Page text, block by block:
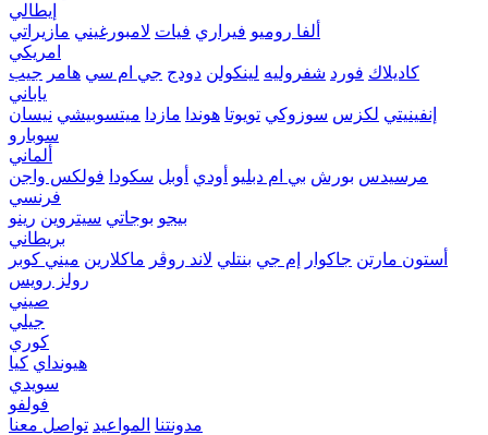
إيطالي
ألفا روميو فيراري فيات لامبورغيني مازيراتي
امريكي
كاديلاك فورد شفروليه لينكولن دودج جي ام سي هامر جيب
ياباني
إنفينيتي لكزس سوزوكي تويوتا هوندا مازدا ميتسوبيشي نيسان
سوبارو
ألماني
مرسيدس بورش بي ام دبليو أودي أوبل سكودا فولكس واجن
فرنسي
بيجو بوجاتي سيتروين رينو
بريطاني
أستون مارتن جاكوار إم جي بنتلي لاند روڤر ماكلارين ميني كوبر
رولز رويس
صيني
جيلي
كوري
هيونداي كيا
سويدي
فولفو
مدونتنا المواعيد تواصل معنا